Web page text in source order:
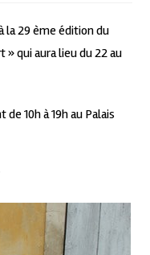
la 29 ème édition du
» qui aura lieu du 22 au
10h à 19h au Palais